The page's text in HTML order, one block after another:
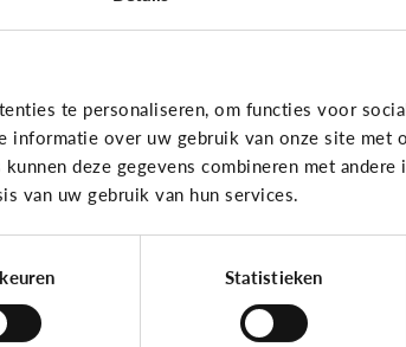
te personaliseren, om functies voor
informatie over uw gebruik van onze site met
deze gegevens combineren met
van uw gebruik van hun services.
Statistieken
content voor mijn
kind?